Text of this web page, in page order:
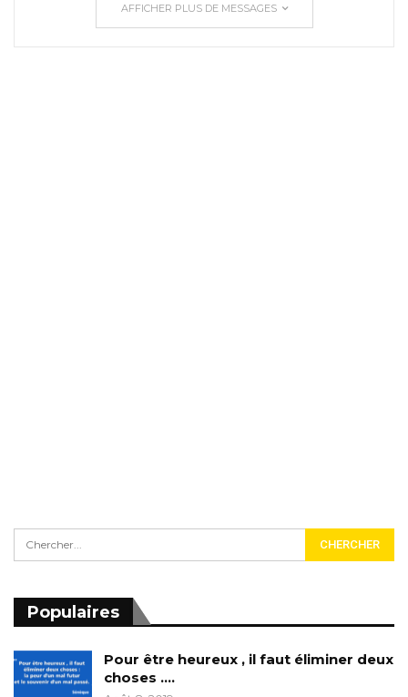
AFFICHER PLUS DE MESSAGES
Populaires
Pour être heureux , il faut éliminer deux
choses ….